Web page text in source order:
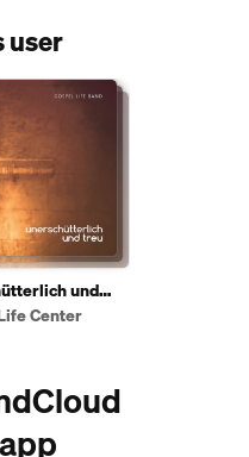
user
und
Center